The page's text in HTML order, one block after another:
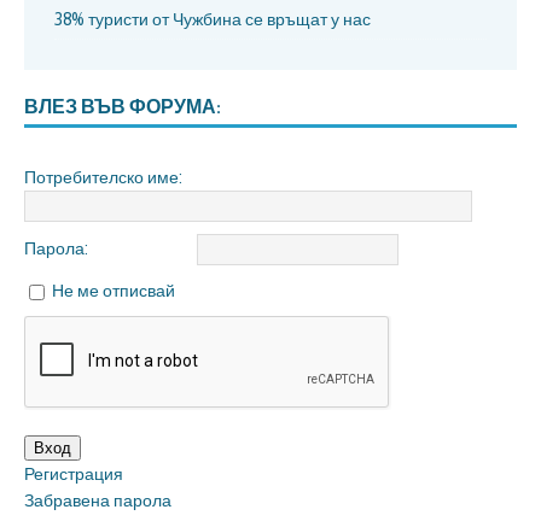
38% туристи от Чужбина се връщат у нас
ВЛЕЗ ВЪВ ФОРУМА:
Потребителско име:
Парола:
Не ме отписвай
Вход
Регистрация
Забравена парола